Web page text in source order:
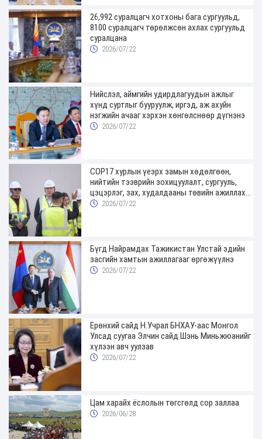
26,992 суралцагч хотхоны бага сургуульд,
8100 суралцагч төрөлжсөн ахлах сургуульд
суралцана
2026/07/22
Нийслэл, аймгийн удирдлагуудын ажлыг
хүнд суртлыг бууруулж, иргэд, аж ахуйн
нэгжийн ачааг хэрхэн хөнгөлснөөр дүгнэнэ
2026/07/22
COP17 хурлын үеэрх замын хөдөлгөөн,
нийтийн тээврийн зохицуулалт, сургууль,
цэцэрлэг, зах, худалдааны төвийн ажиллах
хуваарийг гаргаж, иргэдэд мэдээлэхийг
2026/07/22
Бүгд Найрамдах Тажикистан Улстай эдийн
засгийн хамтын ажиллагааг өргөжүүлнэ
2026/07/22
Ерөнхий сайд Н.Учрал БНХАУ-аас Монгол
Улсад суугаа Элчин сайд Шэнь Миньжюанийг
хүлээн авч уулзав
2026/07/22
Цам харайх ёслолын төгсгөлд сор заллаа
2026/06/28